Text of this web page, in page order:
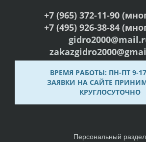
+7 (965) 372-11-90
+7 (495) 926-38-84
ВРЕМЯ РАБОТЫ: ПН-ПТ 9-17
ЗАЯВКИ НА САЙТЕ
КРУГЛОСУТОЧНО
Персональный раздел